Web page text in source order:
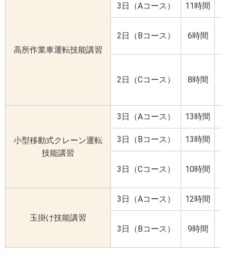
高所作業車運転技能講習
3日（Aコース） 11時間
2日（Bコース） 6時間
2日（Cコース） 8時間
小型移動式クレーン運転
技能講習
3日（Aコース） 13時間
3日（Bコース） 13時間
3日（Cコース） 10時間
玉掛け技能講習
3日（Aコース） 12時間
3日（Bコース） 9時間